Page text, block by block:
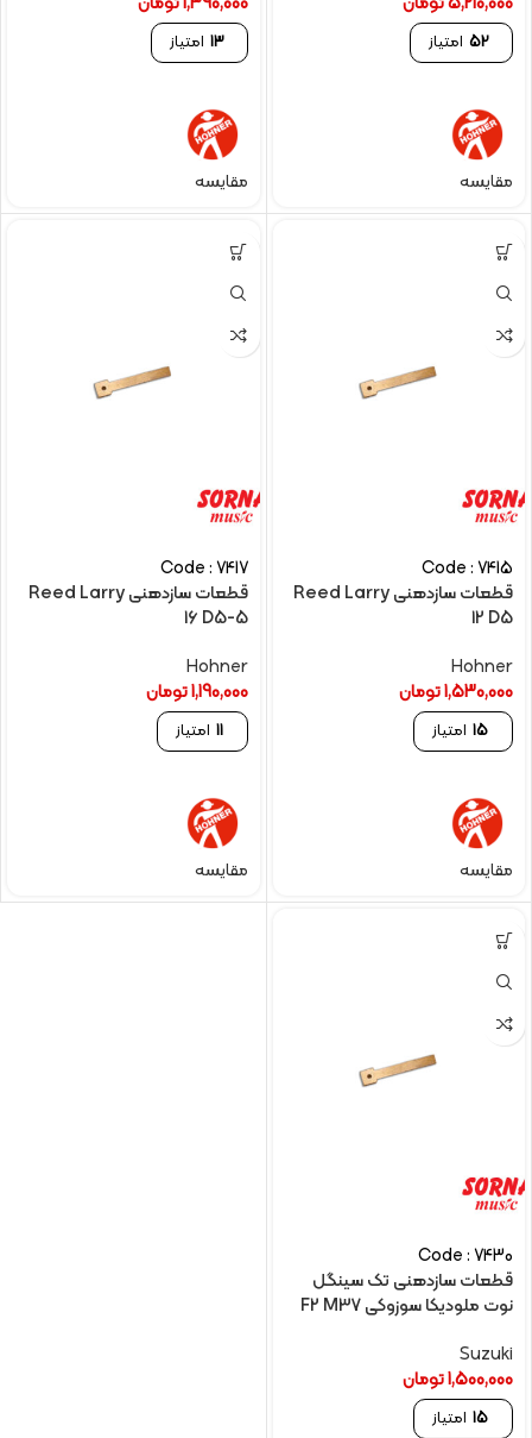
52 امتیاز
مقایسه
13 امتیاز
مقایسه
Code : 7415
قطعات سازدهنی Reed Larry
12 D5
Hohner
1,530,000تومان
15 امتیاز
مقایسه
Code : 7417
قطعات سازدهنی Reed Larry
16 D5-5
Hohner
1,190,000تومان
11 امتیاز
مقایسه
Code : 7430
قطعات سازدهنی تک سینگل
نوت ملودیکا سوزوکی F2 M37
Suzuki
1,500,000تومان
15 امتیاز